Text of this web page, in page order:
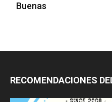
Buenas
RECOMENDACIONES